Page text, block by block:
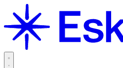
Inhalt
springen